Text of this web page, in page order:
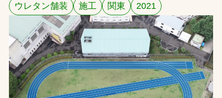
お問合せ
お取引先の皆様へ
プライバシーポリシー
ソーシャルメディアポリシー
ウレタン舗装
施工 関東 2021